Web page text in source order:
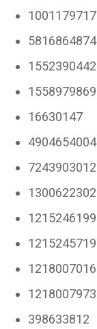
5816864874
16630147
4904654004
7243903012
398633812